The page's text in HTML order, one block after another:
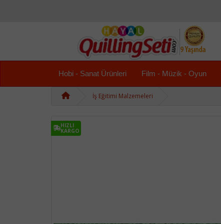
Hobi - Sanat Ürünleri Film - Müzik - Oyun
İş Eğitimi Malzemeleri
HIZLI
KARGO